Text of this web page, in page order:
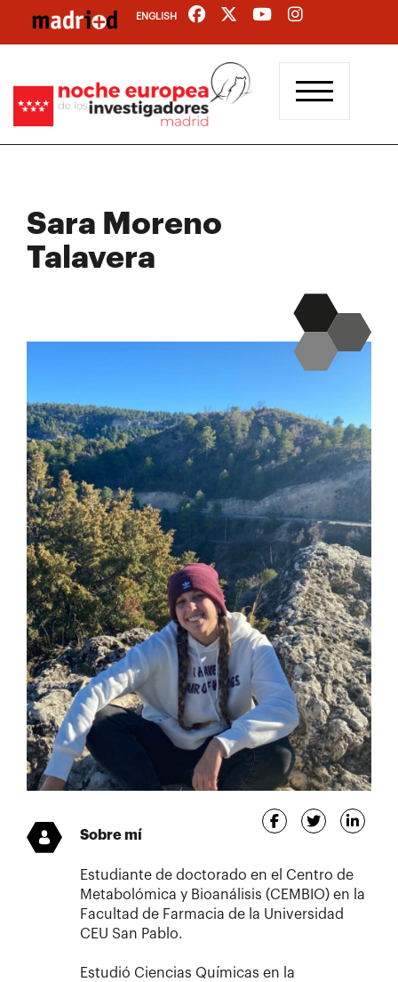
contenido
ENGLISH
Sara Moreno
Talavera
Sobre mí
Estudiante de doctorado en el Centro de
Metabolómica y Bioanálisis (CEMBIO) en la
Facultad de Farmacia de la Universidad
CEU San Pablo.
Estudió Ciencias Químicas en la